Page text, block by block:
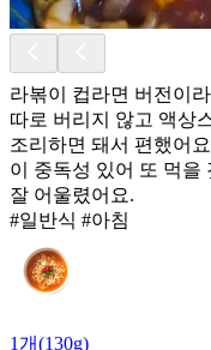
라볶이 컵라면 버전이
따로 버리지 않고 액상
조리하면 돼서 편했어
이 중독성 있어 또 먹을
잘 어울렸어요.
#일반식 #아침
1개(130g)